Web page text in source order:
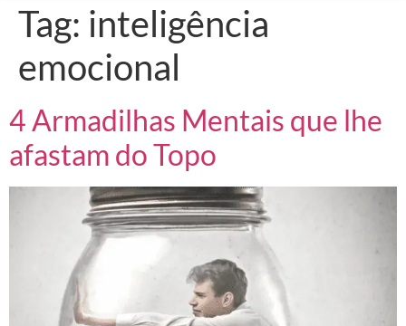
Tag: inteligência
emocional
4 Armadilhas Mentais que lhe
afastam do Topo